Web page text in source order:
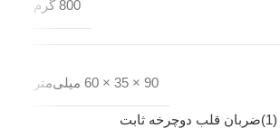
800 گرم
90 × 35 × 60 میلی‌متر